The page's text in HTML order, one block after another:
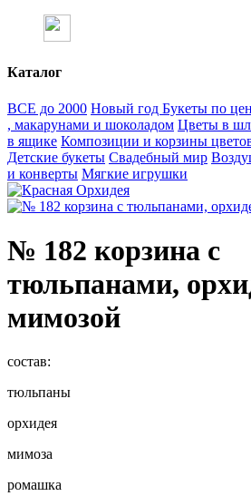
Каталог
ВСЕ до 2000 Новый год Букеты по
, макарунами и шоколадом Цветы в
в ящике Композиции и корзины
Детские букеты Свадебный мир
и конверты Мягкие игрушки
№ 182 корзина с
тюльпанами,
мимозой
состав:
тюльпаны
орхидея
мимоза
ромашка